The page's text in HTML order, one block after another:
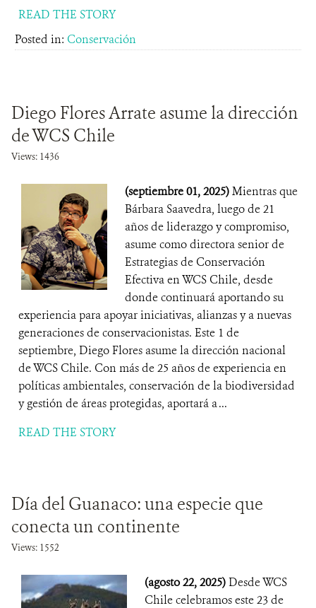
READ THE STORY
Posted in: Conservación
Diego Flores Arrate asume la dirección
de WCS Chile
Views: 1436
(septiembre 01, 2025)Mientras que
Bárbara Saavedra, luego de 21
años de liderazgo y compromiso,
asume como directora senior de
Estrategias de Conservación
Efectiva en WCS Chile, desde
donde continuará aportando su
experiencia para apoyar iniciativas, alianzas y a nuevas
generaciones de conservacionistas. Este 1 de
septiembre, Diego Flores asume la dirección nacional
de WCS Chile. Con más de 25 años de experiencia en
políticas ambientales, conservación de la biodiversidad
y gestión de áreas protegidas, aportará a ...
READ THE STORY
Día del Guanaco: una especie que
conecta un continente
Views: 1552
(agosto 22, 2025)Desde WCS
Chile celebramos este 23 de